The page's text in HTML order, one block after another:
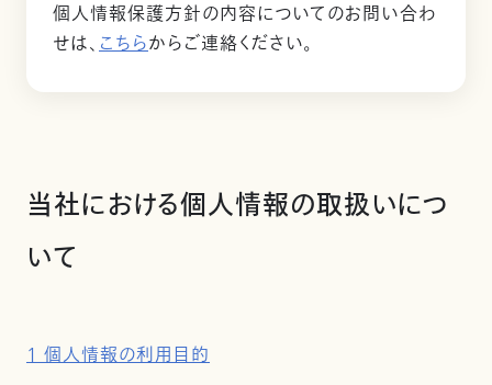
個人情報保護方針の内容についてのお問い合わ
せは、こちらからご連絡ください。
当社における個人情報の取扱いにつ
いて
1 個人情報の利用目的